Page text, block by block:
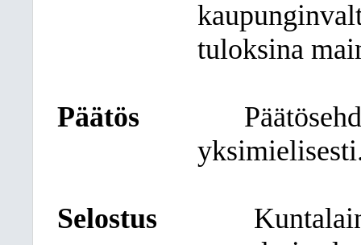
tuloksina
Päätös
Selostus